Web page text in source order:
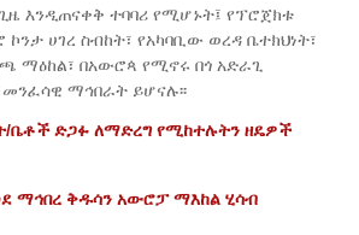
እንዲጠናቀቅ ተባባሪ የሚሆኑት፤ የፕሮጀክቱ
ሀገረ ስብከት፣ የአካባቢው ወረዳ ቤተክህነት፣
ማዕከል፣ በአውሮጳ የሚኖሩ በጎ አድራጊ
ማኅበራት ይሆናሉ፡፡
ቤቶች ድጋፉ ለማድረግ የሚከተሉትን ዘዴዎች
ማኅበረ ቅዱሳን አውሮፓ ማእከል ሂሳብ